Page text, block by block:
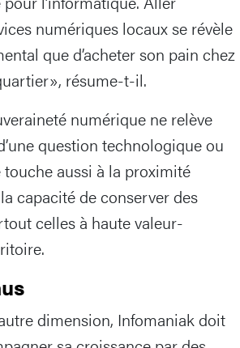
numériques locaux se révèle
que d’acheter son pain chez
résume-t-il.
numérique ne relève
question technologique ou
aussi à la proximité
capacité de conserver des
celles à haute valeur-
dimension, Infomaniak doit